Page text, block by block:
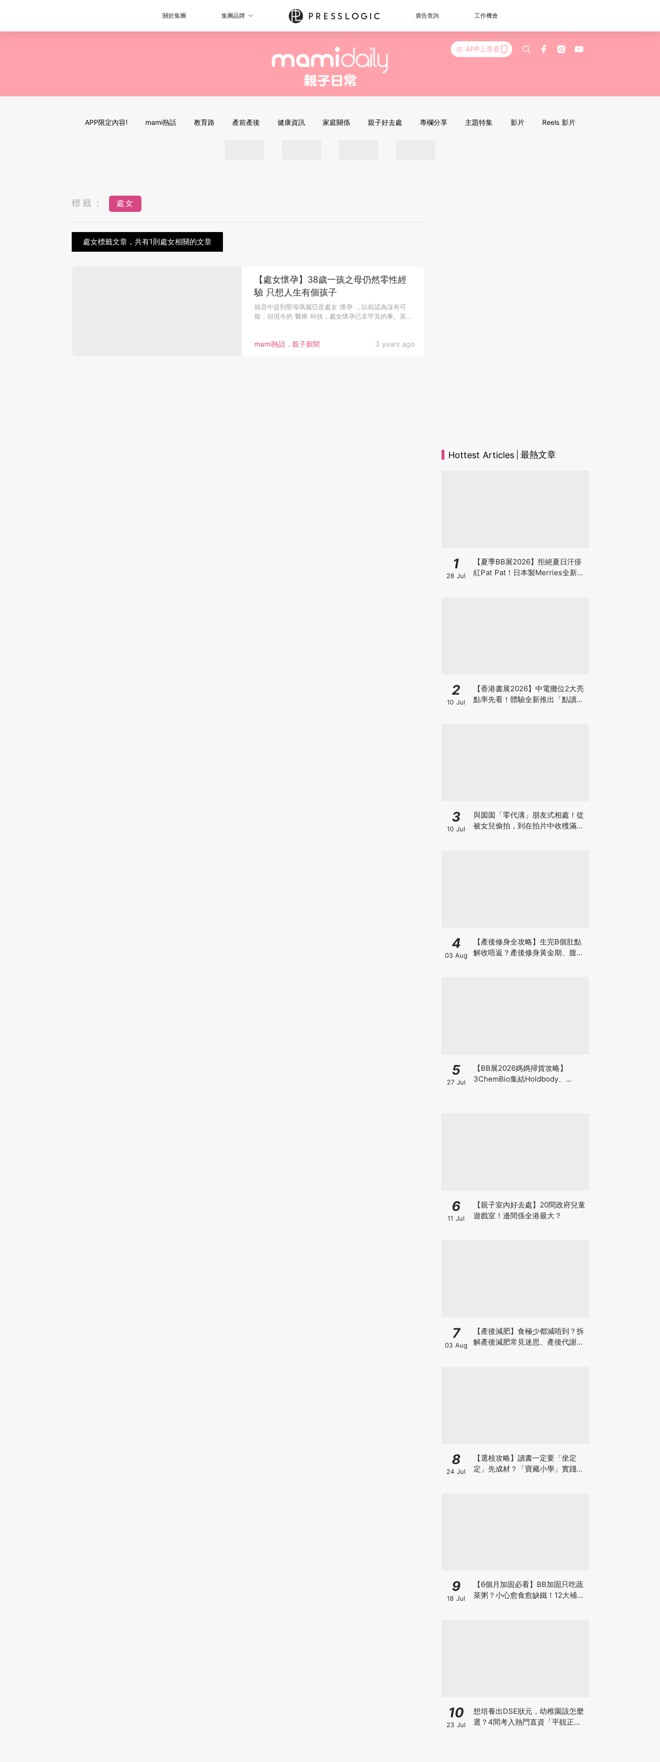
關於集團 集團品牌 廣告查詢 工作機會
在 APP上查看
APP限定內容! mami熱話 教育路 產前產後 健康資訊 家庭關係 親子好去處 專欄分享 主題特集 影片 Reels 影片
標籤： 處女
處女標籤文章，共有1則處女相關的文章
mami熱話．親子新聞 3 years ago
【處女懷孕】38歲一孩之母仍然零性經
驗 只想人生有個孩子
福音中提到聖母瑪麗亞是處女 懷孕 ，以前認為沒有可
能，但現今的 醫療 科技，處女懷孕已非罕見的事。英國
Hottest Articles 最熱文章
1
28 Jul
【夏季BB展2026】拒絕夏日汗疹
紅Pat Pat！日本製Merries全新超
2
10 Jul
【香港書展2026】中電攤位2大亮
點率先看！體驗全新推出「點讀故
3
10 Jul
與囡囡「零代溝」朋友式相處！從
被女兒偷拍，到在拍片中收穫滿足
4
03 Aug
【產後修身全攻略】生完B個肚點
解收唔返？產後修身黃金期、腹直
5
27 Jul
【BB展2026媽媽掃貨攻略】
3ChemBio集結Holdbody、
6
11 Jul
【親子室內好去處】20間政府兒童
遊戲室！邊間係全港最大？
7
03 Aug
【產後減肥】食極少都減唔到？拆
解產後減肥常見迷思、產後代謝、
8
24 Jul
【選校攻略】讀書一定要「坐定
定」先成材？「寶藏小學」實踐動
9
18 Jul
【6個月加固必看】BB加固只吃蔬
菜粥？小心愈食愈缺鐵！12大補鐵
10
23 Jul
想培養出DSE狀元，幼稚園該怎麼
選？4間考入熱門直資「平靚正」